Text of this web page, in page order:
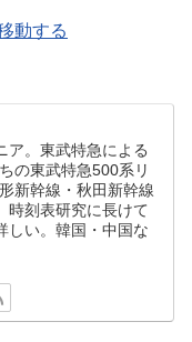
動する
ア。東武特急による
の東武特急500系リ
新幹線・秋田新幹線
時刻表研究に長けて
しい。韓国・中国な